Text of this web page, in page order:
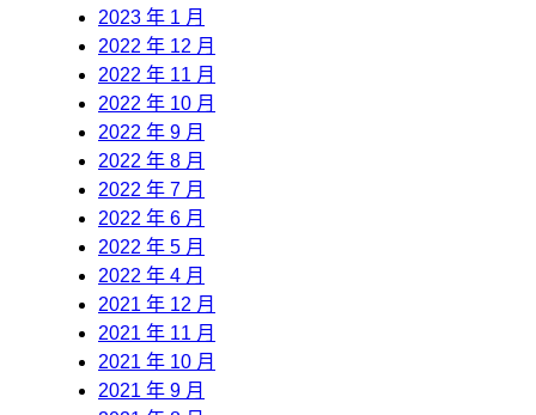
2023 年 1 月
2022 年 12 月
2022 年 11 月
2022 年 10 月
2022 年 9 月
2022 年 8 月
2022 年 7 月
2022 年 6 月
2022 年 5 月
2022 年 4 月
2021 年 12 月
2021 年 11 月
2021 年 10 月
2021 年 9 月